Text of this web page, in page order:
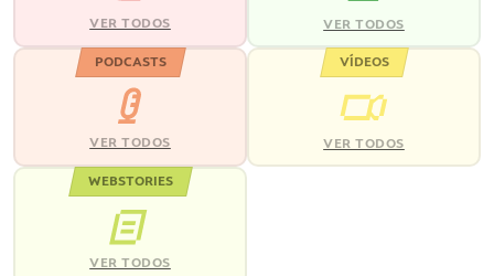
VER TODOS VER TODOS
PODCASTS
VER TODOS
VÍDEOS
VER TODOS
WEBSTORIES
VER TODOS